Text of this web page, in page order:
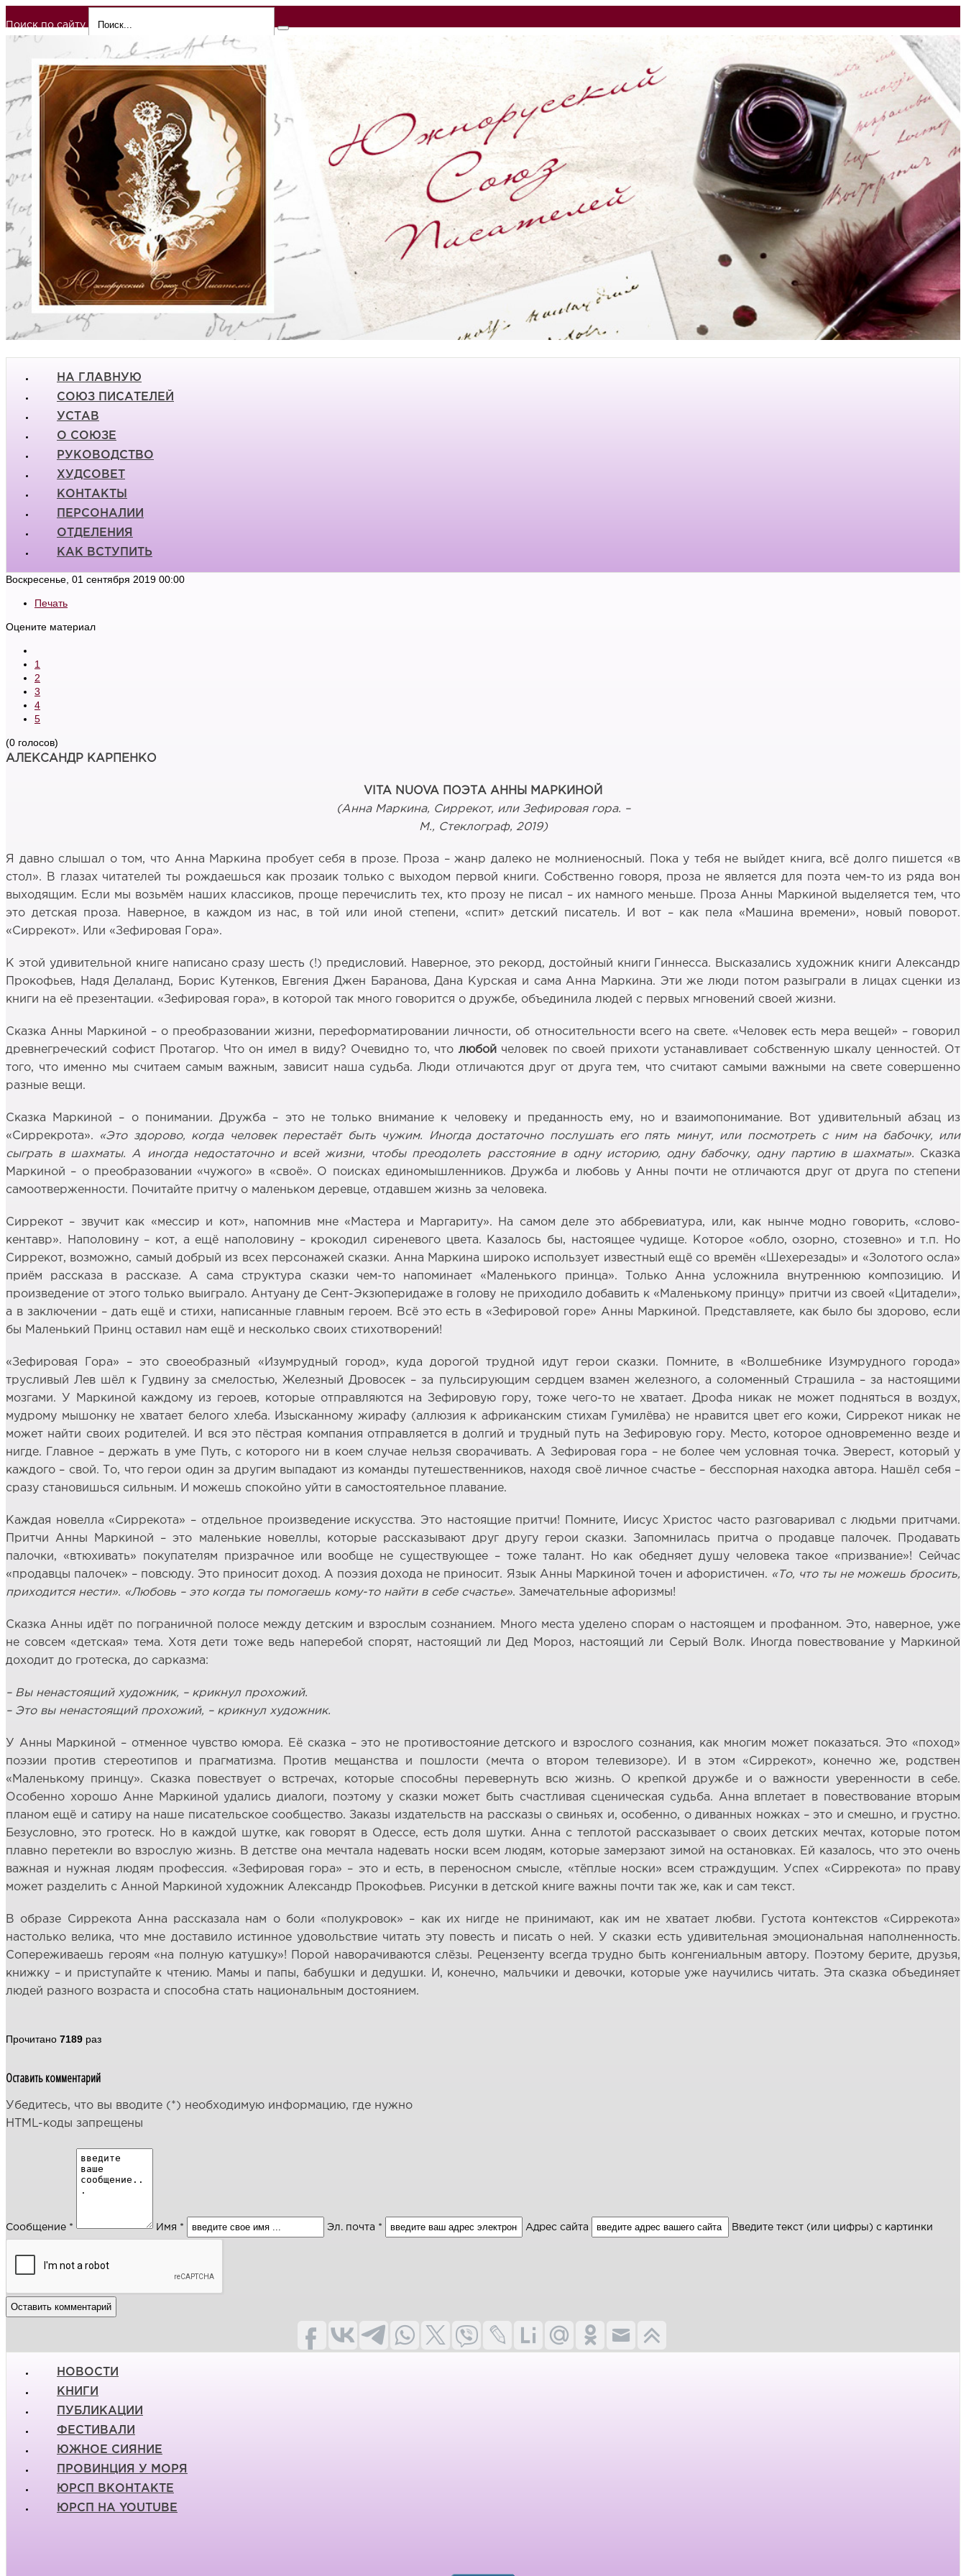
Поиск по сайту
НА ГЛАВНУЮ
СОЮЗ ПИСАТЕЛЕЙ
УСТАВ
О СОЮЗЕ
РУКОВОДСТВО
ХУДСОВЕТ
КОНТАКТЫ
ПЕРСОНАЛИИ
ОТДЕЛЕНИЯ
КАК ВСТУПИТЬ
Воскресенье, 01 сентября 2019 00:00
Печать
Оцените материал
1
2
3
4
5
(0 голосов)
АЛЕКСАНДР КАРПЕНКО
VITA NUOVA ПОЭТА АННЫ МАРКИНОЙ
(Анна Маркина, Сиррекот, или Зефировая гора. –
М., Стеклограф, 2019)
Я давно слышал о том, что Анна Маркина пробует себя в прозе. Проза – жанр далеко не молниеносный. Пока у тебя не выйдет книга, всё долго пишется «в
стол». В глазах читателей ты рождаешься как прозаик только с выходом первой книги. Собственно говоря, проза не является для поэта чем-то из ряда вон
выходящим. Если мы возьмём наших классиков, проще перечислить тех, кто прозу не писал – их намного меньше. Проза Анны Маркиной выделяется тем, что
это детская проза. Наверное, в каждом из нас, в той или иной степени, «спит» детский писатель. И вот – как пела «Машина времени», новый поворот.
«Сиррекот». Или «Зефировая Гора».
К этой удивительной книге написано сразу шесть (!) предисловий. Наверное, это рекорд, достойный книги Гиннесса. Высказались художник книги Александр
Прокофьев, Надя Делаланд, Борис Кутенков, Евгения Джен Баранова, Дана Курская и сама Анна Маркина. Эти же люди потом разыграли в лицах сценки из
книги на её презентации. «Зефировая гора», в которой так много говорится о дружбе, объединила людей с первых мгновений своей жизни.
Сказка Анны Маркиной – о преобразовании жизни, переформатировании личности, об относительности всего на свете. «Человек есть мера вещей» – говорил
древнегреческий софист Протагор. Что он имел в виду? Очевидно то, что любойчеловек по своей прихоти устанавливает собственную шкалу ценностей. От
того, что именно мы считаем самым важным, зависит наша судьба. Люди отличаются друг от друга тем, что считают самыми важными на свете совершенно
разные вещи.
Сказка Маркиной – о понимании. Дружба – это не только внимание к человеку и преданность ему, но и взаимопонимание. Вот удивительный абзац из
«Сиррекрота».
«Это здорово, когда человек перестаёт быть чужим. Иногда достаточно послушать его пять минут, или посмотреть с ним на бабочку, или
сыграть в шахматы. А иногда недостаточно и всей жизни, чтобы преодолеть расстояние в одну историю, одну бабочку, одну партию в шахматы». Сказка
Маркиной – о преобразовании «чужого» в «своё». О поисках единомышленников. Дружба и любовь у Анны почти не отличаются друг от друга по степени
самоотверженности. Почитайте притчу о маленьком деревце, отдавшем жизнь за человека.
Сиррекот – звучит как «мессир и кот», напомнив мне «Мастера и Маргариту». На самом деле это аббревиатура, или, как нынче модно говорить, «слово-
кентавр». Наполовину – кот, а ещё наполовину – крокодил сиреневого цвета. Казалось бы, настоящее чудище. Которое «обло, озорно, стозевно» и т.п. Но
Сиррекот, возможно, самый добрый из всех персонажей сказки. Анна Маркина широко использует известный ещё со времён «Шехерезады» и «Золотого осла»
приём рассказа в рассказе. А сама структура сказки чем-то напоминает «Маленького принца». Только Анна усложнила внутреннюю композицию. И
произведение от этого только выиграло. Антуану де Сент-Экзюперидаже в голову не приходило добавить к «Маленькому принцу» притчи из своей «Цитадели»,
а в заключении – дать ещё и стихи, написанные главным героем. Всё это есть в «Зефировой горе» Анны Маркиной. Представляете, как было бы здорово, если
бы Маленький Принц оставил нам ещё и несколько своих стихотворений!
«Зефировая Гора» – это своеобразный «Изумрудный город», куда дорогой трудной идут герои сказки. Помните, в «Волшебнике Изумрудного города»
трусливый Лев шёл к Гудвину за смелостью, Железный Дровосек – за пульсирующим сердцем взамен железного, а соломенный Страшила – за настоящими
мозгами. У Маркиной каждому из героев, которые отправляются на Зефировую гору, тоже чего-то не хватает. Дрофа никак не может подняться в воздух,
мудрому мышонку не хватает белого хлеба. Изысканному жирафу (аллюзия к африканским стихам Гумилёва) не нравится цвет его кожи, Сиррекот никак не
может найти своих родителей. И вся это пёстрая компания отправляется в долгий и трудный путь на Зефировую гору. Место, которое одновременно везде и
нигде. Главное – держать в уме Путь, с которого ни в коем случае нельзя сворачивать. А Зефировая гора – не более чем условная точка. Эверест, который у
каждого – свой. То, что герои один за другим выпадают из команды путешественников, находя своё личное счастье – бесспорная находка автора. Нашёл себя –
сразу становишься сильным. И можешь спокойно уйти в самостоятельное плавание.
Каждая новелла «Сиррекота» – отдельное произведение искусства. Это настоящие притчи! Помните, Иисус Христос часто разговаривал с людьми притчами.
Притчи Анны Маркиной – это маленькие новеллы, которые рассказывают друг другу герои сказки. Запомнилась притча о продавце палочек. Продавать
палочки, «втюхивать» покупателям призрачное или вообще не существующее – тоже талант. Но как обедняет душу человека такое «призвание»! Сейчас
«продавцы палочек» – повсюду. Это приносит доход. А поэзия дохода не приносит. Язык Анны Маркиной точен и афористичен. «То, что ты не можешь бросить,
приходится нести». «Любовь – это когда ты помогаешь кому-то найти в себе счастье». Замечательные афоризмы!
Сказка Анны идёт по пограничной полосе между детским и взрослым сознанием. Много места уделено спорам о настоящем и профанном. Это, наверное, уже
не совсем «детская» тема. Хотя дети тоже ведь наперебой спорят, настоящий ли Дед Мороз, настоящий ли Серый Волк. Иногда повествование у Маркиной
доходит до гротеска, до сарказма:
– Вы ненастоящий художник, – крикнул прохожий.
– Это вы ненастоящий прохожий, – крикнул художник.
У Анны Маркиной – отменное чувство юмора. Её сказка – это не противостояние детского и взрослого сознания, как многим может показаться. Это «поход»
поэзии против стереотипов и прагматизма. Против мещанства и пошлости (мечта о втором телевизоре). И в этом «Сиррекот», конечно же, родствен
«Маленькому принцу». Сказка повествует о встречах, которые способны перевернуть всю жизнь. О крепкой дружбе и о важности уверенности в себе.
Особенно хорошо Анне Маркиной удались диалоги, поэтому у сказки может быть счастливая сценическая судьба. Анна вплетает в повествование вторым
планом ещё и сатиру на наше писательское сообщество. Заказы издательств на рассказы о свиньях и, особенно, о диванных ножках – это и смешно, и грустно.
Безусловно, это гротеск. Но в каждой шутке, как говорят в Одессе, есть доля шутки. Анна с теплотой рассказывает о своих детских мечтах, которые потом
плавно перетекли во взрослую жизнь. В детстве она мечтала надевать носки всем людям, которые замерзают зимой на остановках. Ей казалось, что это очень
важная и нужная людям профессия. «Зефировая гора» – это и есть, в переносном смысле, «тёплые носки» всем страждущим. Успех «Сиррекота» по праву
может разделить с Анной Маркиной художник Александр Прокофьев. Рисунки в детской книге важны почти так же, как и сам текст.
В образе Сиррекота Анна рассказала нам о боли «полукровок» – как их нигде не принимают, как им не хватает любви. Густота контекстов «Сиррекота»
настолько велика, что мне доставило истинное удовольствие читать эту повесть и писать о ней. У сказки есть удивительная эмоциональная наполненность.
Сопереживаешь героям «на полную катушку»! Порой наворачиваются слёзы. Рецензенту всегда трудно быть конгениальным автору. Поэтому берите, друзья,
книжку – и приступайте к чтению. Мамы и папы, бабушки и дедушки. И, конечно, мальчики и девочки, которые уже научились читать. Эта сказка объединяет
людей разного возраста и способна стать национальным достоянием.
Прочитано 7189 раз
Оставить комментарий
Убедитесь, что вы вводите (*) необходимую информацию, где нужно
HTML-коды запрещены
Сообщение * Имя * Эл. почта * Адрес сайта Введите текст (или цифры) с картинки
НОВОСТИ
КНИГИ
ПУБЛИКАЦИИ
ФЕСТИВАЛИ
ЮЖНОЕ СИЯНИЕ
ПРОВИНЦИЯ У МОРЯ
ЮРСП ВКОНТАКТЕ
ЮРСП НА YOUTUBE